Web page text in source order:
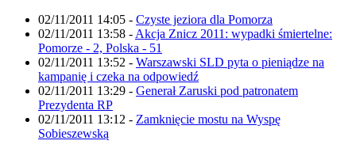
02/11/2011 14:05 - Czyste jeziora dla Pomorza
02/11/2011 13:58 - Akcja Znicz 2011: wypadki śmiertelne:
Pomorze - 2, Polska - 51
02/11/2011 13:52 - Warszawski SLD pyta o pieniądze na
kampanię i czeka na odpowiedź
02/11/2011 13:29 - Generał Zaruski pod patronatem
Prezydenta RP
02/11/2011 13:12 - Zamknięcie mostu na Wyspę
Sobieszewską